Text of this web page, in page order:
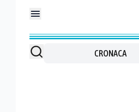
CRONACA